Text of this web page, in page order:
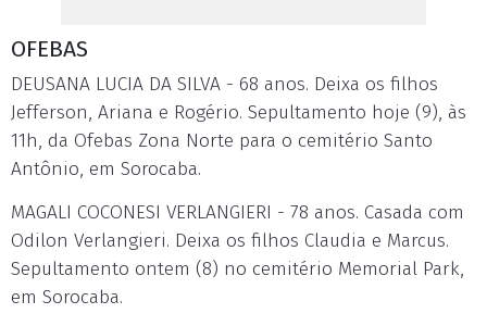
OFEBAS
DEUSANA LUCIA DA SILVA - 68 anos. Deixa os filhos
Jefferson, Ariana e Rogério. Sepultamento hoje (9), às
11h, da Ofebas Zona Norte para o cemitério Santo
Antônio, em Sorocaba.
MAGALI COCONESI VERLANGIERI - 78 anos. Casada com
Odilon Verlangieri. Deixa os filhos Claudia e Marcus.
Sepultamento ontem (8) no cemitério Memorial Park,
em Sorocaba.